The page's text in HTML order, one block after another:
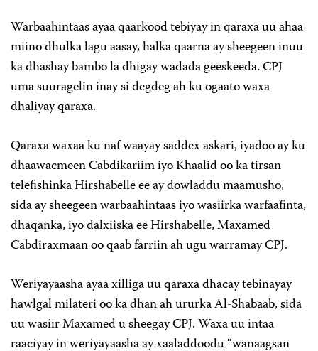
Warbaahintaas ayaa qaarkood tebiyay in qaraxa uu ahaa
miino dhulka lagu aasay, halka qaarna ay sheegeen inuu
ka dhashay bambo la dhigay wadada geeskeeda. CPJ
uma suuragelin inay si degdeg ah ku ogaato waxa
dhaliyay qaraxa.
Qaraxa waxaa ku naf waayay saddex askari, iyadoo ay ku
dhaawacmeen Cabdikariim iyo Khaalid oo ka tirsan
telefishinka Hirshabelle ee ay dowladdu maamusho,
sida ay sheegeen warbaahintaas iyo wasiirka warfaafinta,
dhaqanka, iyo dalxiiska ee Hirshabelle, Maxamed
Cabdiraxmaan oo qaab farriin ah ugu warramay CPJ.
Weriyayaasha ayaa xilliga uu qaraxa dhacay tebinayay
hawlgal milateri oo ka dhan ah ururka Al-Shabaab, sida
uu wasiir Maxamed u sheegay CPJ. Waxa uu intaa
raaciyay in weriyayaasha ay xaaladdoodu “wanaagsan